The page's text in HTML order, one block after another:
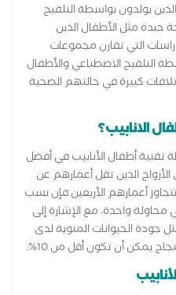
يولدون بواسطة التلقيح
مثل الأطفال الذين
التي تقارن مجموعات
التلقيح الاصطناعي والأطفال
كبيرة في حالتهم الصحية
الانابيب؟
أطفال الأنابيب في أفضل
لا تتجاوز 50% لدى الأزواج الذين تقل أعمارهم عن
تتجاوز أعمارهم الأربعين فإن نسب
التقنية لا تتجاوز 25% في محاولة واحدة، مع الإشارة إلى
جودة الحيوانات المنوية لدى